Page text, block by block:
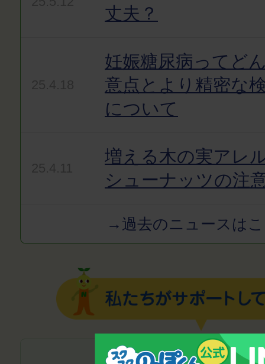
丈夫？
妊娠糖尿病ってど
意点とより精密な
について
増える木の実アレ
シューナッツの注
→過去のニュースは
子どもの成長・発達の